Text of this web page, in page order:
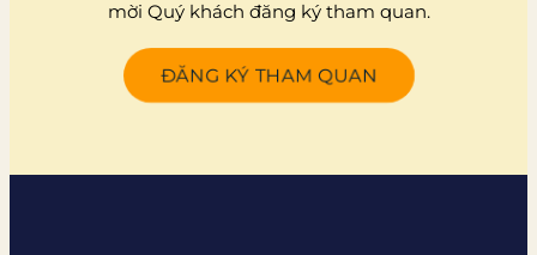
mời Quý khách đăng ký tham quan.
ĐĂNG KÝ THAM QUAN